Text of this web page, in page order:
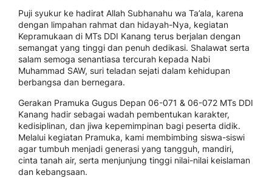
Puji syukur ke hadirat Allah Subhanahu wa Ta’ala, karena
dengan limpahan rahmat dan hidayah-Nya, kegiatan
Kepramukaan di MTs DDI Kanang terus berjalan dengan
semangat yang tinggi dan penuh dedikasi. Shalawat serta
salam semoga senantiasa tercurah kepada Nabi
Muhammad SAW, suri teladan sejati dalam kehidupan
berbangsa dan bernegara.
Gerakan Pramuka Gugus Depan 06-071 & 06-072 MTs DDI
Kanang hadir sebagai wadah pembentukan karakter,
kedisiplinan, dan jiwa kepemimpinan bagi peserta didik.
Melalui kegiatan Pramuka, kami membimbing siswa-siswi
agar tumbuh menjadi generasi yang tangguh, mandiri,
cinta tanah air, serta menjunjung tinggi nilai-nilai keislaman
dan kebangsaan.